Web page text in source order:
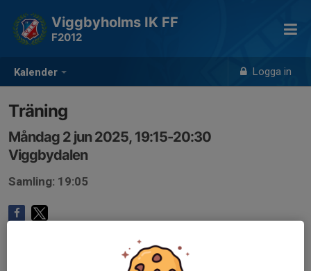
Kalender Logga in
Viggbyholms IK FF
F2012
Träning
Måndag 2 jun 2025, 19:15-20:30
Viggbydalen
Samling: 19:05